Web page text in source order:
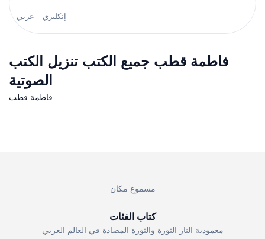
إنكليزي - عربي
فاطمة قطب جميع الكتب تنزيل الكتب
الصوتية
فاطمة قطب
مسموع مكان
كتاب الفئات
معمودية النار الثورة والثورة المضادة في العالم العربي